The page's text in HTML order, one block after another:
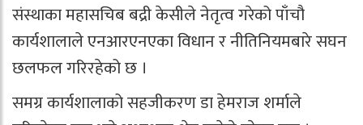
संस्थाका महासचिब बद्री केसीले नेतृत्व गरेको पाँचौ
कार्यशालाले एनआरएनएका विधान र नीतिनियमबारे सघन
छलफल गरिरहेको छ ।
समग्र कार्यशालाको सहजीकरण डा हेमराज शर्माले